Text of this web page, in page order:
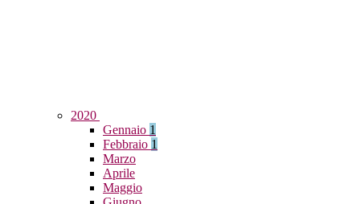
2020
Gennaio 1
Febbraio 1
Marzo
Aprile
Maggio